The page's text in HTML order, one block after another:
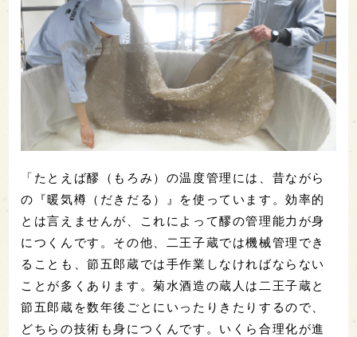
「たとえば醪（もろみ）の温度管理には、昔ながら
の『暖気樽（だきだる）』を使っています。効率的
とは言えませんが、これによって醪の管理能力が身
につくんです。その他、二王子蔵では機械管理でき
ることも、節五郎蔵では手作業しなければならない
ことが多くあります。菊水酒造の蔵人は二王子蔵と
節五郎蔵を数年後ごとにいったりきたりするので、
どちらの技術も身につくんです。いくら合理化が進